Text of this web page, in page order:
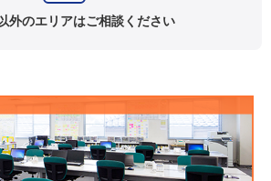
外のエリアはご相談ください